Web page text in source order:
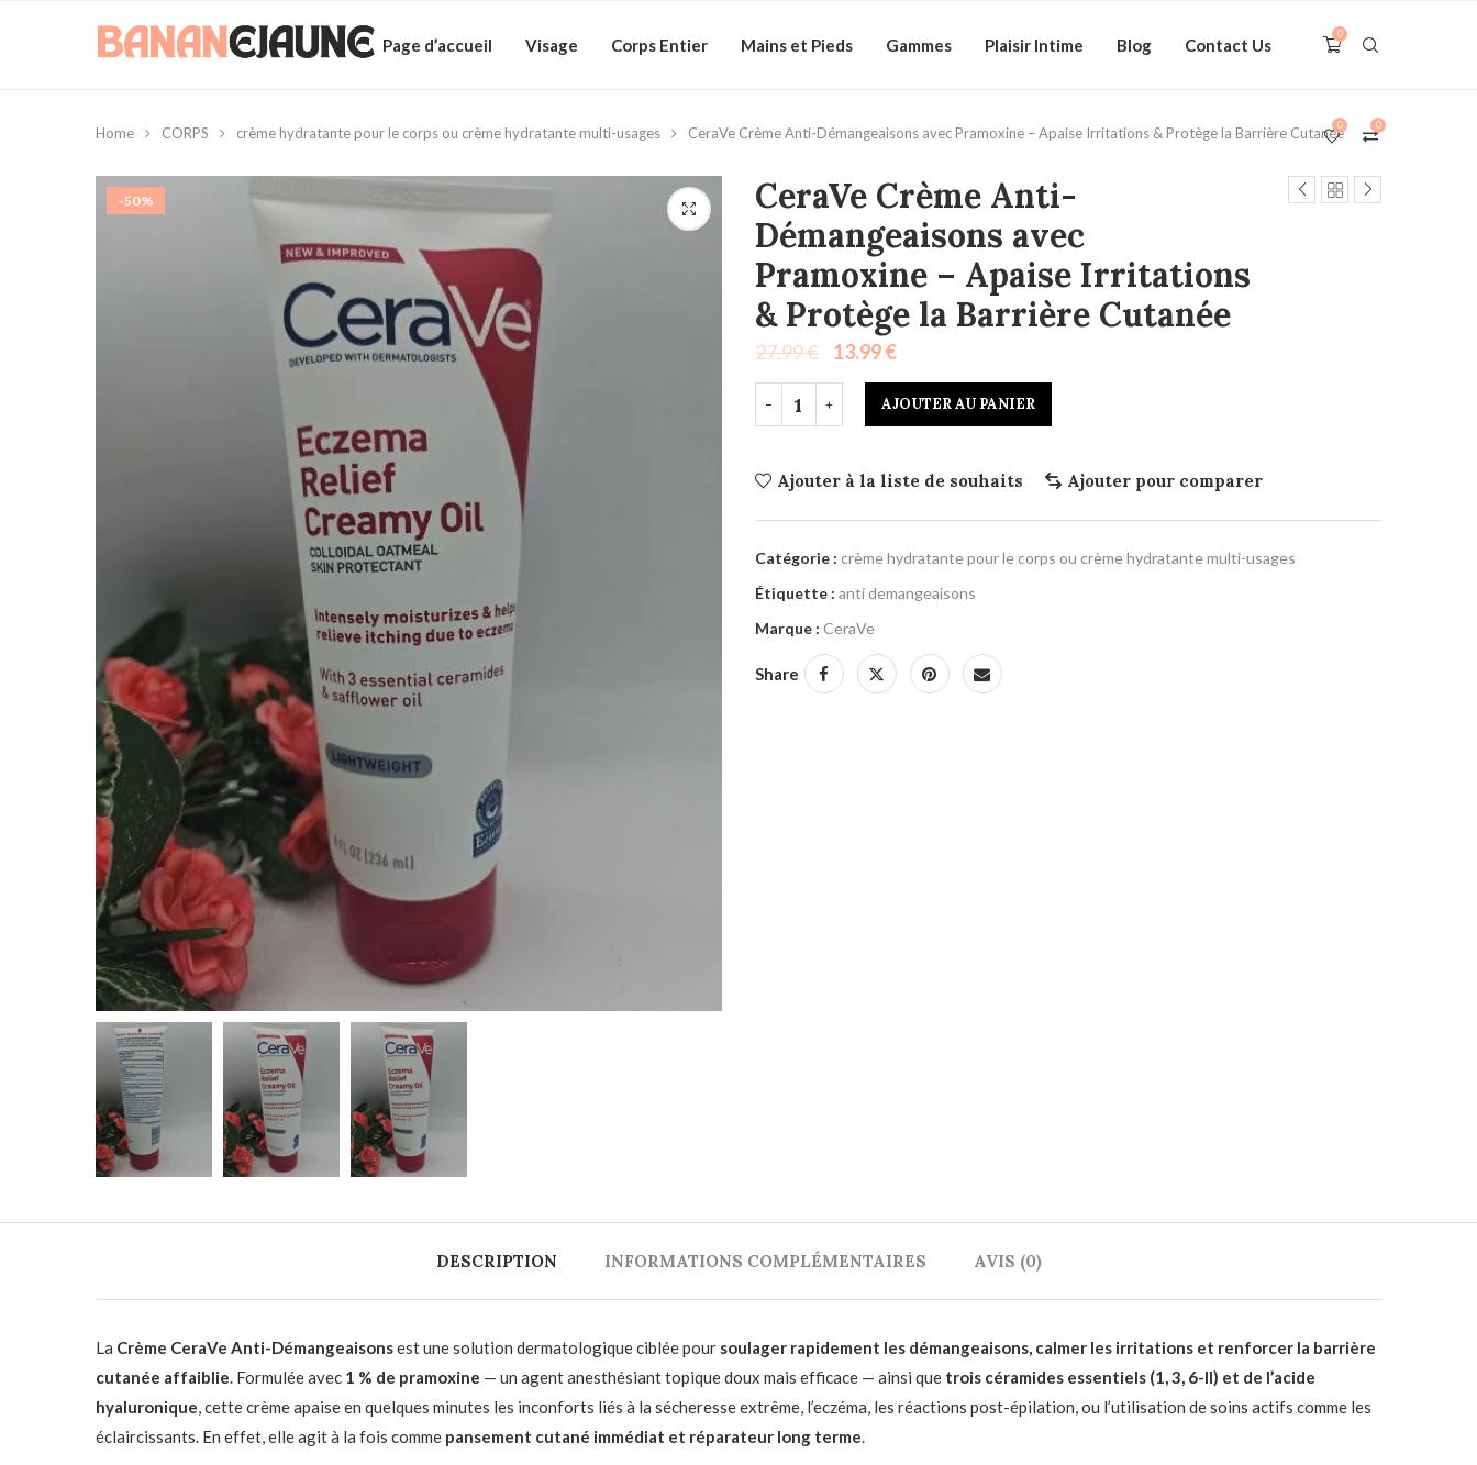
Page d’accueil Visage Corps Entier Mains et Pieds Gammes Plaisir Intime Blog Contact Us
0
0
0
Home CORPS crème hydratante pour le corps ou crème hydratante multi-usages CeraVe Crème Anti-Démangeaisons avec Pramoxine – Apaise Irritations & Protège la Barrière Cutanée
-50%
CeraVe Crème Anti-
Démangeaisons avec
Pramoxine – Apaise Irritations
& Protège la Barrière Cutanée
27.99€ 13.99€
AJOUTER AU PANIER
Ajouter à la liste de souhaits Ajouter pour comparer
Catégorie : crème hydratante pour le corps ou crème hydratante multi-usages
Étiquette : anti demangeaisons
Marque : CeraVe
Share
DESCRIPTION INFORMATIONS COMPLÉMENTAIRES AVIS (0)
La Crème CeraVe Anti-Démangeaisonsest une solution dermatologique ciblée pour soulager rapidement les démangeaisons, calmer les irritations et renforcer la barrière
cutanée affaiblie. Formulée avec 1 % de pramoxine — un agent anesthésiant topique doux mais efficace — ainsi que trois céramides essentiels (1, 3, 6-II) et de l’acide
hyaluronique, cette crème apaise en quelques minutes les inconforts liés à la sécheresse extrême, l’eczéma, les réactions post-épilation, ou l’utilisation de soins actifs comme les
éclaircissants. En effet, elle agit à la fois comme pansement cutané immédiat et réparateur long terme.